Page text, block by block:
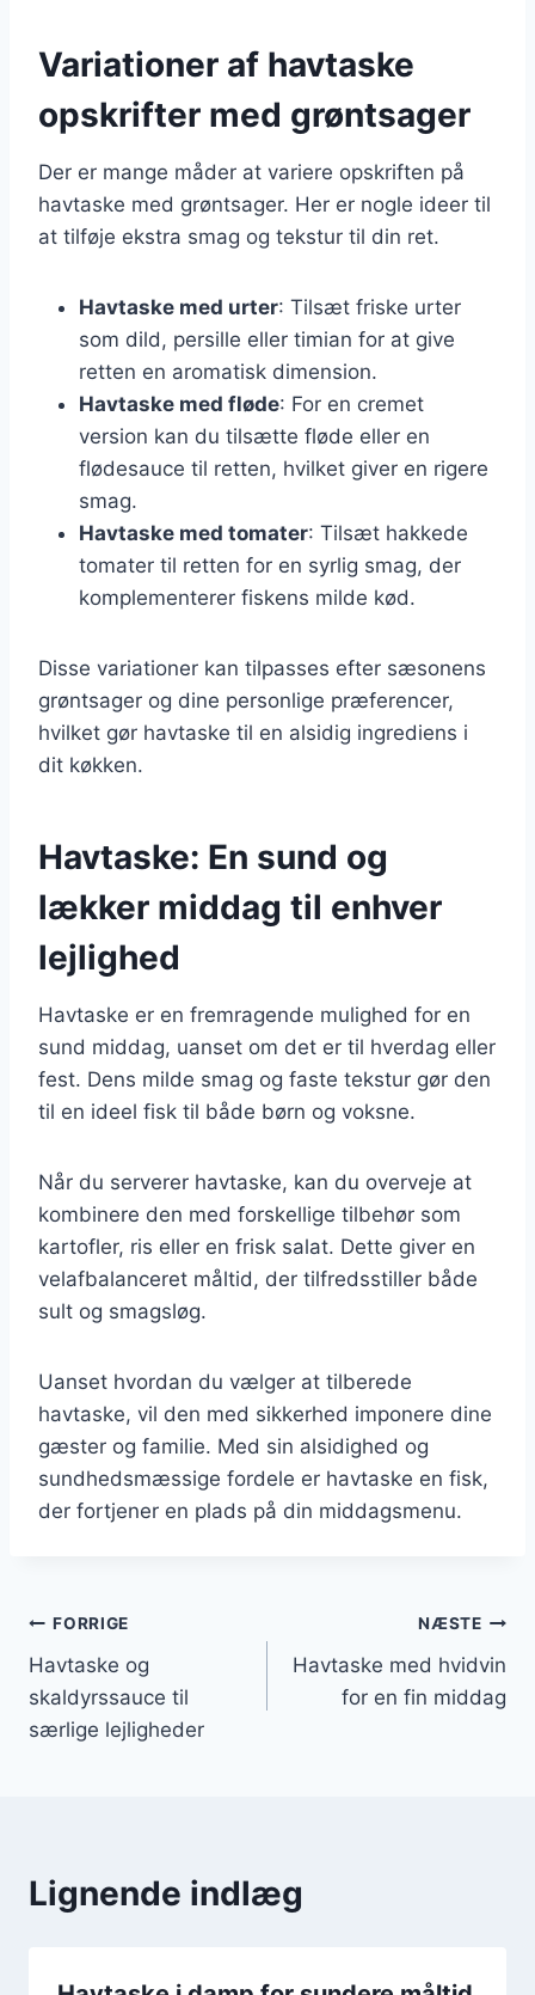
Variationer af havtaske
opskrifter med grøntsager
Der er mange måder at variere opskriften på
havtaske med grøntsager. Her er nogle ideer til
at tilføje ekstra smag og tekstur til din ret.
Havtaske med urter: Tilsæt friske urter
som dild, persille eller timian for at give
retten en aromatisk dimension.
Havtaske med fløde: For en cremet
version kan du tilsætte fløde eller en
flødesauce til retten, hvilket giver en rigere
smag.
Havtaske med tomater: Tilsæt hakkede
tomater til retten for en syrlig smag, der
komplementerer fiskens milde kød.
Disse variationer kan tilpasses efter sæsonens
grøntsager og dine personlige præferencer,
hvilket gør havtaske til en alsidig ingrediens i
dit køkken.
Havtaske: En sund og
lækker middag til enhver
lejlighed
Havtaske er en fremragende mulighed for en
sund middag, uanset om det er til hverdag eller
fest. Dens milde smag og faste tekstur gør den
til en ideel fisk til både børn og voksne.
Når du serverer havtaske, kan du overveje at
kombinere den med forskellige tilbehør som
kartofler, ris eller en frisk salat. Dette giver en
velafbalanceret måltid, der tilfredsstiller både
sult og smagsløg.
Uanset hvordan du vælger at tilberede
havtaske, vil den med sikkerhed imponere dine
gæster og familie. Med sin alsidighed og
sundhedsmæssige fordele er havtaske en fisk,
der fortjener en plads på din middagsmenu.
Indlægsnavigation
FORRIGE
Havtaske og
skaldyrssauce til
særlige lejligheder
NÆSTE
Havtaske med hvidvin
for en fin middag
Lignende indlæg